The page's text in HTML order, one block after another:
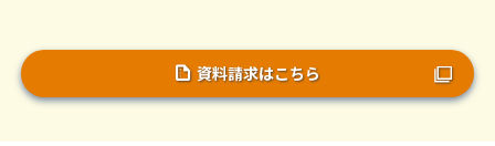
資料請求はこちら